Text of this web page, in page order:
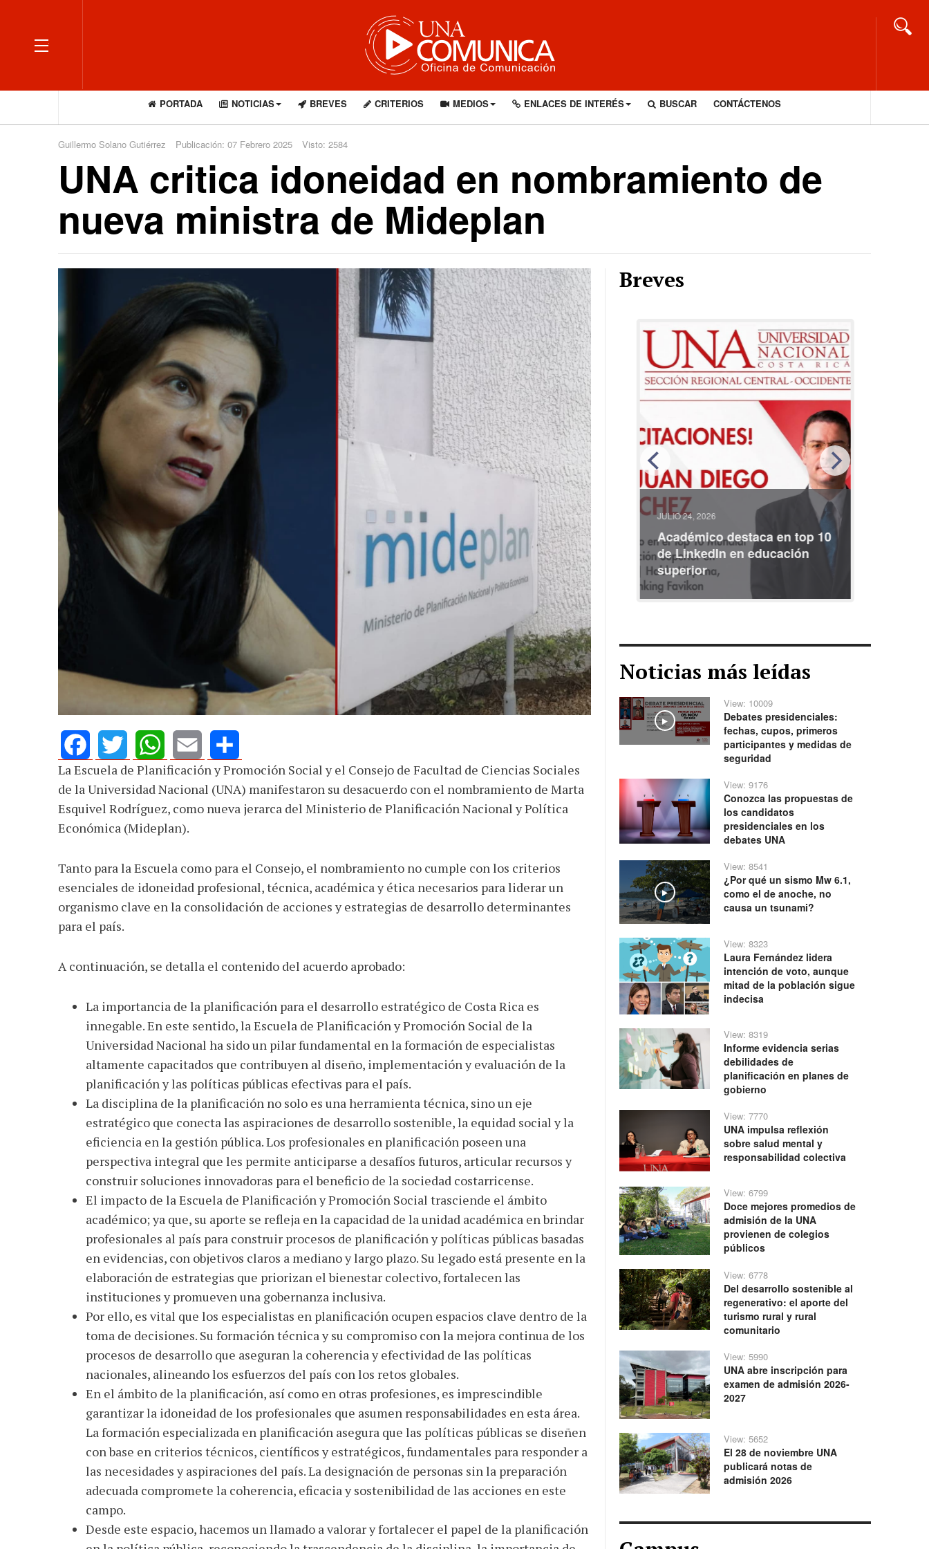
OFF CANVAS
PORTADA NOTICIAS BREVES CRITERIOS MEDIOS ENLACES DE INTERÉS BUSCAR CONTÁCTENOS
Guillermo Solano Gutiérrez Publicación: 07 Febrero 2025 Visto: 2584
UNA critica idoneidad en nombramiento de
nueva ministra de Mideplan
FacebookTwitter WhatsApp
Email Share
La Escuela de Planificación y Promoción Social y el Consejo de Facultad de Ciencias Sociales
de la Universidad Nacional (UNA) manifestaron su desacuerdo con el nombramiento de Marta
Esquivel Rodríguez, como nueva jerarca del Ministerio de Planificación Nacional y Política
Económica (Mideplan).
Tanto para la Escuela como para el Consejo, el nombramiento no cumple con los criterios
esenciales de idoneidad profesional, técnica, académica y ética necesarios para liderar un
organismo clave en la consolidación de acciones y estrategias de desarrollo determinantes
para el país.
A continuación, se detalla el contenido del acuerdo aprobado:
La importancia de la planificación para el desarrollo estratégico de Costa Rica es
innegable. En este sentido, la Escuela de Planificación y Promoción Social de la
Universidad Nacional ha sido un pilar fundamental en la formación de especialistas
altamente capacitados que contribuyen al diseño, implementación y evaluación de la
planificación y las políticas públicas efectivas para el país.
La disciplina de la planificación no solo es una herramienta técnica, sino un eje
estratégico que conecta las aspiraciones de desarrollo sostenible, la equidad social y la
eficiencia en la gestión pública. Los profesionales en planificación poseen una
perspectiva integral que les permite anticiparse a desafíos futuros, articular recursos y
construir soluciones innovadoras para el beneficio de la sociedad costarricense.
El impacto de la Escuela de Planificación y Promoción Social trasciende el ámbito
académico; ya que, su aporte se refleja en la capacidad de la unidad académica en brindar
profesionales al país para construir procesos de planificación y políticas públicas basadas
en evidencias, con objetivos claros a mediano y largo plazo. Su legado está presente en la
elaboración de estrategias que priorizan el bienestar colectivo, fortalecen las
instituciones y promueven una gobernanza inclusiva.
Por ello, es vital que los especialistas en planificación ocupen espacios clave dentro de la
toma de decisiones. Su formación técnica y su compromiso con la mejora continua de los
procesos de desarrollo que aseguran la coherencia y efectividad de las políticas
nacionales, alineando los esfuerzos del país con los retos globales.
En el ámbito de la planificación, así como en otras profesiones, es imprescindible
garantizar la idoneidad de los profesionales que asumen responsabilidades en esta área.
La formación especializada en planificación asegura que las políticas públicas se diseñen
con base en criterios técnicos, científicos y estratégicos, fundamentales para responder a
las necesidades y aspiraciones del país. La designación de personas sin la preparación
adecuada compromete la coherencia, eficacia y sostenibilidad de las acciones en este
campo.
Desde este espacio, hacemos un llamado a valorar y fortalecer el papel de la planificación
Breves
Consejo Universitario llama a
defender la democracia
JULIO 24, 2026
Rechazo al reparto desigual
de ganancias es mayor
cuando hubo esfuerzo
JULIO 24, 2026
Académico destaca en top 10
de LinkedIn en educación
superior
Noticias más leídas
Play
View: 10009
Debates presidenciales:
fechas, cupos, primeros
participantes y medidas de
seguridad
View: 9176
Conozca las propuestas de
los candidatos
presidenciales en los
debates UNA
Play
View: 8541
¿Por qué un sismo Mw 6.1,
como el de anoche, no
causa un tsunami?
View: 8323
Laura Fernández lidera
intención de voto, aunque
mitad de la población sigue
indecisa
View: 8319
Informe evidencia serias
debilidades de
planificación en planes de
gobierno
View: 7770
UNA impulsa reflexión
sobre salud mental y
responsabilidad colectiva
View: 6799
Doce mejores promedios de
admisión de la UNA
provienen de colegios
públicos
View: 6778
Del desarrollo sostenible al
regenerativo: el aporte del
turismo rural y rural
comunitario
View: 5990
UNA abre inscripción para
examen de admisión 2026-
2027
View: 5652
El 28 de noviembre UNA
publicará notas de
admisión 2026